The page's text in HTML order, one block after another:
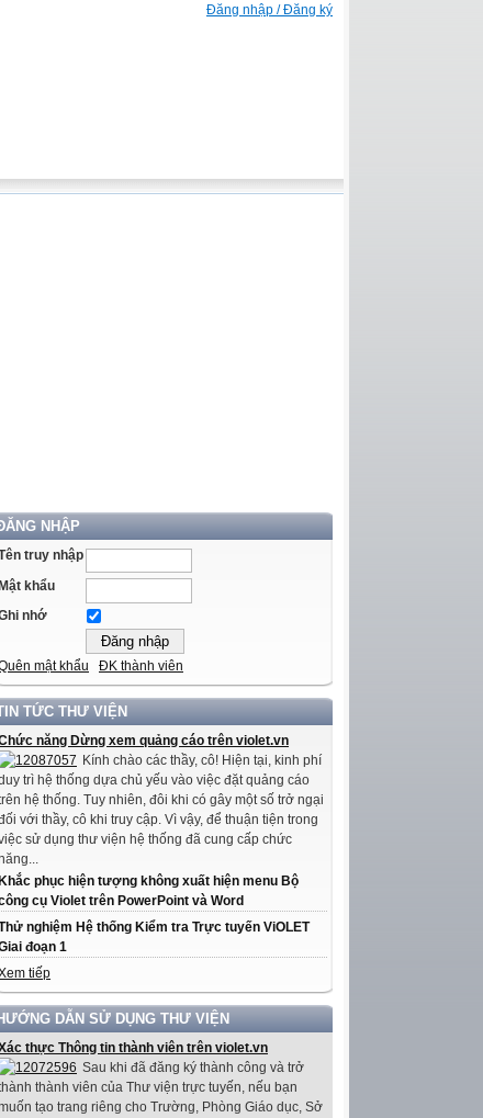
Đăng nhập / Đăng ký
NHẬP
truy nhập
khẩu
nhớ
mật khẩu ĐK thành viên
TỨC THƯ VIỆN
năng Dừng xem quảng cáo trên violet.vn
Kính chào các thầy, cô! Hiện tại, kinh phí
trì hệ thống dựa chủ yếu vào việc đặt quảng cáo
hệ thống. Tuy nhiên, đôi khi có gây một số trở ngại
với thầy, cô khi truy cập. Vì vậy, để thuận tiện trong
sử dụng thư viện hệ thống đã cung cấp chức
Khắc phục hiện tượng không xuất hiện menu Bộ
cụ Violet trên PowerPoint và Word
nghiệm Hệ thống Kiểm tra Trực tuyến ViOLET
đoạn 1
tiếp
DẪN SỬ DỤNG THƯ VIỆN
thực Thông tin thành viên trên violet.vn
Sau khi đã đăng ký thành công và trở
thành viên của Thư viện trực tuyến, nếu bạn
tạo trang riêng cho Trường, Phòng Giáo dục, Sở